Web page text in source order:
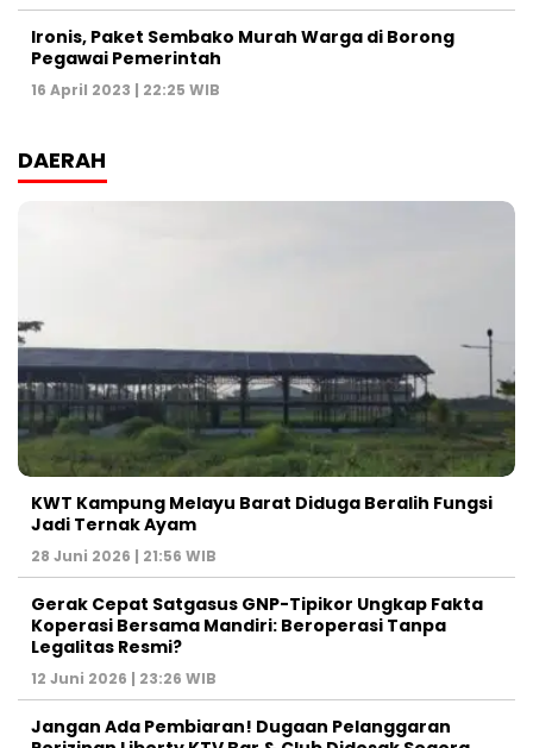
Ironis, Paket Sembako Murah Warga di Borong
Pegawai Pemerintah
16 April 2023 | 22:25 WIB
DAERAH
KWT Kampung Melayu Barat Diduga Beralih Fungsi
Jadi Ternak Ayam
28 Juni 2026 | 21:56 WIB
Gerak Cepat Satgasus GNP-Tipikor Ungkap Fakta
Koperasi Bersama Mandiri: Beroperasi Tanpa
Legalitas Resmi?
12 Juni 2026 | 23:26 WIB
Jangan Ada Pembiaran! Dugaan Pelanggaran